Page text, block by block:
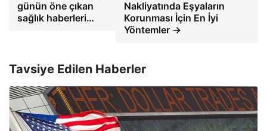
günün öne çıkan
sağlık haberleri…
Nakliyatında Eşyaların
Korunması İçin En İyi
Yöntemler →
Tavsiye Edilen Haberler